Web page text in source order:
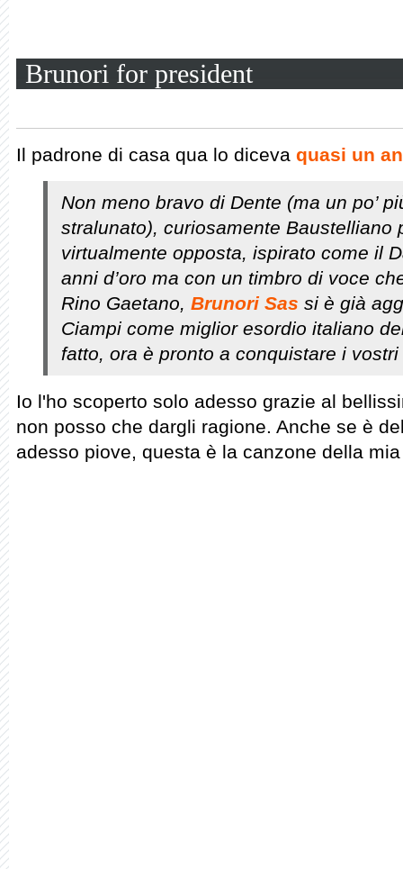
Brunori for president
Il padrone di casa qua lo diceva quasi un
Non meno bravo di Dente (ma un po’
stralunato), curiosamente Baustelliano
virtualmente opposta, ispirato come il
anni d’oro ma con un timbro di voce
Rino Gaetano, Brunori Sas si è già
Ciampi come miglior esordio italiano
fatto, ora è pronto a conquistare i
Io l'ho scoperto solo adesso grazie al
non posso che dargli ragione. Anche se è
adesso piove, questa è la canzone della